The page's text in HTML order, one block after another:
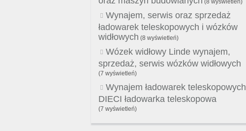
(8 wyświetleń)
Wynajem, serwis oraz sprzedaż
ładowarek teleskopowych i wózków
widłowych (8 wyświetleń)
Wózek widłowy Linde wynajem,
sprzedaż, serwis wózków widłowych
(7 wyświetleń)
Wynajem ładowarek teleskopowych
DIECI ładowarka teleskopowa
(7 wyświetleń)